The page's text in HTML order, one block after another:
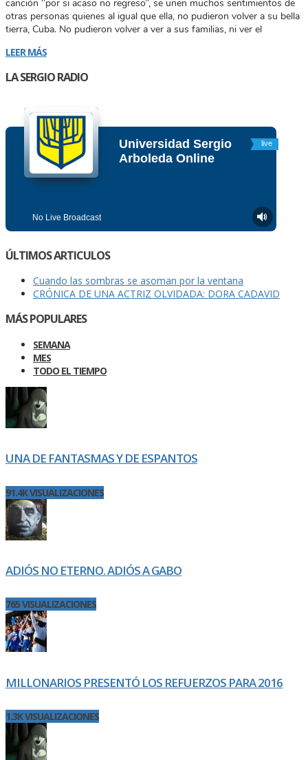
canción ‘’por si acaso no regreso’’, se unen muchos sentimientos de
otras personas quienes al igual que ella, no pudieron volver a su bella
tierra, Cuba. No pudieron volver a ver a sus familias, ni ver el
LEER MÁS
LA SERGIO RADIO
ÚLTIMOS ARTICULOS
Cuando las sombras se asoman por la ventana
CRÓNICA DE UNA ACTRIZ OLVIDADA: DORA CADAVID
MÁS POPULARES
SEMANA
MES
TODO EL TIEMPO
UNA DE FANTASMAS Y DE ESPANTOS
91.4K VISUALIZACIONES
ADIÓS NO ETERNO. ADIÓS A GABO
765 VISUALIZACIONES
MILLONARIOS PRESENTÓ LOS REFUERZOS PARA 2016
1.3K VISUALIZACIONES